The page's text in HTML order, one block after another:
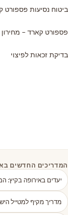
ביטוח נסיעות פספורט
פספורט קארד – מחירון
בדיקת זכאות לפיצוי
המדריכים החדשים
יעדים באירופה בקיץ:
מדריך מקיף למטייל